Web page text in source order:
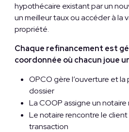
hypothécaire existant par un
un meilleur taux ou accéder à la
propriété.
Chaque refinancement est
coordonnée où chacun joue
OPCO gère l’ouverture et
dossier
La COOP assigne un
Le notaire rencontre le
transaction